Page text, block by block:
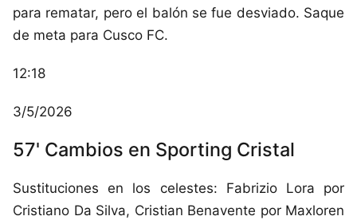
para rematar, pero el balón se fue desviado. Saque
de meta para Cusco FC.
12:18
3/5/2026
57' Cambios en Sporting Cristal
Sustituciones en los celestes: Fabrizio Lora por
Cristiano Da Silva, Cristian Benavente por Maxloren